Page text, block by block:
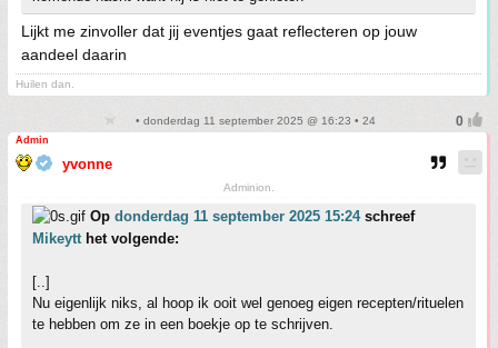
Lijkt me zinvoller dat jij eventjes gaat reflecteren op jouw
aandeel daarin
Huilen dan.
• donderdag 11 september 2025 @ 16:23 • 24
Admin
yvonne
Adminion.
Op donderdag 11 september 2025 15:24schreef
Mikeytt het volgende:
[..]
Nu eigenlijk niks, al hoop ik ooit wel genoeg eigen recepten/rituelen
te hebben om ze in een boekje op te schrijven.